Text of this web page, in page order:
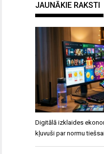
JAUNĀKIE RAKSTI
Digitālā izklaides
kļuvuši par normu